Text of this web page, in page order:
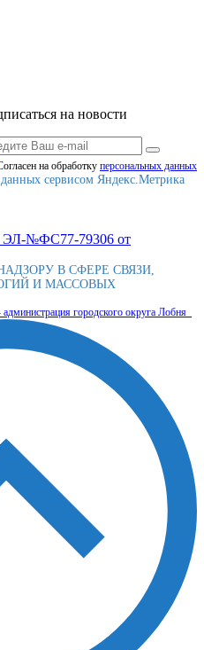
на новости
на обработку персональныx данных
сервисом Яндекс.Метрика
ЭЛ-№ФС77-79306 от
В СФЕРЕ СВЯЗИ,
И МАССОВЫХ
городского округа Лобня